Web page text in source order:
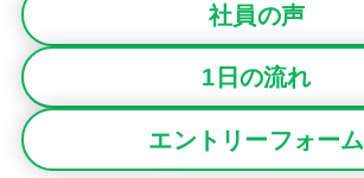
社員の声
1日の流れ
エントリーフォーム